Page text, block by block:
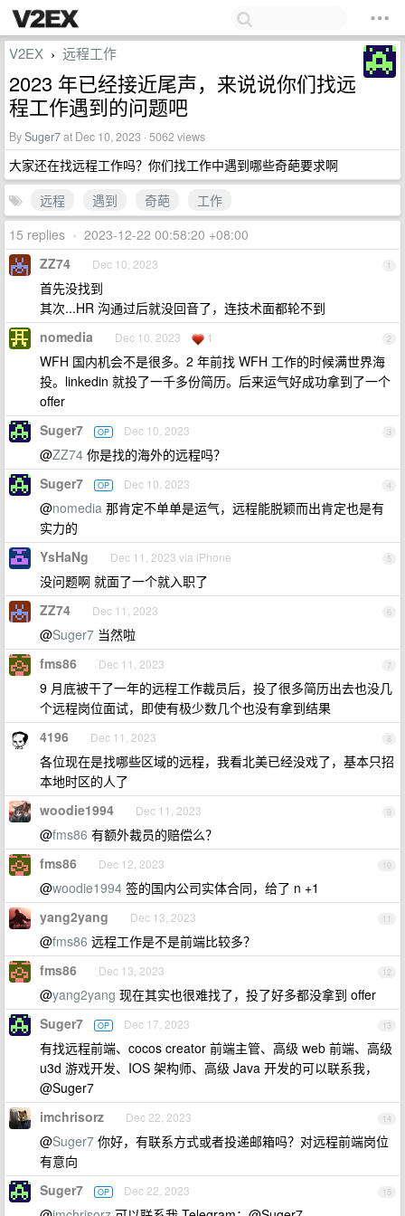
V2EX › 远程工作
2023 年已经接近尾声，来说说你们找远
程工作遇到的问题吧
BySuger7at Dec 10, 2023 · 5062 views
大家还在找远程工作吗？你们找工作中遇到哪些奇葩要求啊
远程
遇到 奇葩
工作
15 replies • 2023-12-22 00:58:20 +08:00
1
ZZ74 Dec 10, 2023
首先没找到
其次...HR 沟通过后就没回音了，连技术面都轮不到
2
nomedia Dec 10, 2023 1
WFH 国内机会不是很多。2 年前找 WFH 工作的时候满世界海
投。linkedin 就投了一千多份简历。后来运气好成功拿到了一个
offer
3
Suger7 OP Dec 10, 2023
@ZZ74 你是找的海外的远程吗？
4
Suger7 OP Dec 10, 2023
@nomedia 那肯定不单单是运气，远程能脱颖而出肯定也是有
实力的
5
YsHaNg Dec 11, 2023 via iPhone
没问题啊 就面了一个就入职了
6
ZZ74 Dec 11, 2023
@Suger7 当然啦
7
fms86 Dec 11, 2023
9 月底被干了一年的远程工作裁员后，投了很多简历出去也没几
个远程岗位面试，即使有极少数几个也没有拿到结果
8
4196 Dec 11, 2023
各位现在是找哪些区域的远程，我看北美已经没戏了，基本只招
本地时区的人了
9
woodie1994 Dec 11, 2023
@fms86 有额外裁员的赔偿么？
10
fms86 Dec 12, 2023
@woodie1994 签的国内公司实体合同，给了 n +1
11
yang2yang Dec 13, 2023
@fms86 远程工作是不是前端比较多？
12
fms86 Dec 13, 2023
@yang2yang 现在其实也很难找了，投了好多都没拿到 offer
13
Suger7 OP Dec 17, 2023
有找远程前端、cocos creator 前端主管、高级 web 前端、高级
u3d 游戏开发、IOS 架构师、高级 Java 开发的可以联系我，
@Suger7
14
imchrisorz Dec 22, 2023
@Suger7 你好，有联系方式或者投递邮箱吗？对远程前端岗位
有意向
15
Suger7 OP Dec 22, 2023